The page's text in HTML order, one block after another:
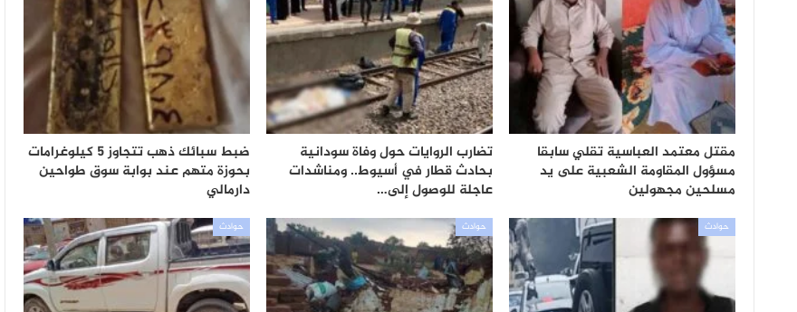
مقتل معتمد العباسية تقلي سابقا
مسؤول المقاومة الشعبية على يد
مسلحين مجهولين
تضارب الروايات حول وفاة سودانية
بحادث قطار في أسيوط.. ومناشدات
عاجلة للوصول إلى…
ضبط سبائك ذهب تتجاوز 5 كيلوغرامات
بحوزة متهم عند بوابة سوق طواحين
دارمالي
حوادث حوادث حوادث